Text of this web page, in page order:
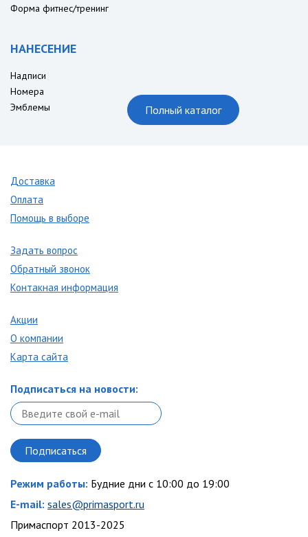
Форма фитнес/тренинг
НАНЕСЕНИЕ
Надписи
Номера
Эмблемы
Полный каталог
Доставка
Оплата
Помощь в выборе
Задать вопрос
Обратный звонок
Контакная информация
Акции
О компании
Карта сайта
Подписаться на новости:
Режим работы: Будние дни с 10:00 до 19:00
E-mail: sales@primasport.ru
Примаспорт 2013-2025